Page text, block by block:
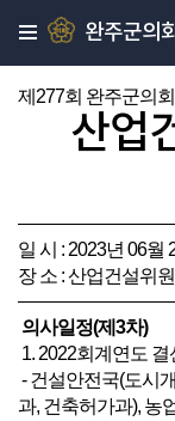
완주군의
제277회 완주군의
산업
일 시 : 2023년 06월
장 소 : 산업건설위
의사일정(제3차)
1. 2022회계연도
- 건설안전국(도시
과, 건축허가과), 농